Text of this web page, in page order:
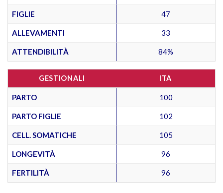
FIGLIE 47
ALLEVAMENTI 33
ATTENDIBILITÀ 84%
GESTIONALI ITA
PARTO 100
PARTO FIGLIE 102
CELL. SOMATICHE 105
LONGEVITÀ 96
FERTILITÀ 96